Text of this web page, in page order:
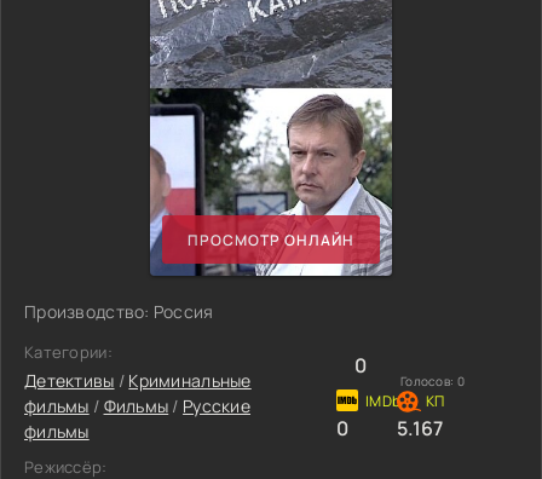
ПРОСМОТР ОНЛАЙН
Производство: Россия
Категории:
Детективы / Криминальные
фильмы / Фильмы / Русские
фильмы
Режиссёр:
0
Голосов: 0
0 5.167